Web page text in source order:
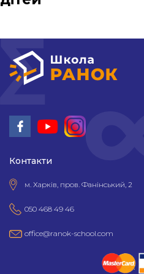
Контакти
м. Харків, пров. Фанінський, 2
050 468 49 46
office@ranok-school.com